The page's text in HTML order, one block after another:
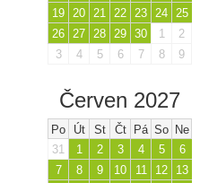
19
20 21 22 23 24
25
26
27 28 29 30 1
2
3
4 5 6 7 8 9
Červen 2027
Po Út St Čt Pá So Ne
31
1 2 3 4 5
6
7
8 9 10 11 12
13